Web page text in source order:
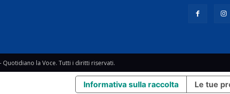
Quotidiano la Voce. Tutti i diritti riservati.
Informativa sulla raccolta Le tue